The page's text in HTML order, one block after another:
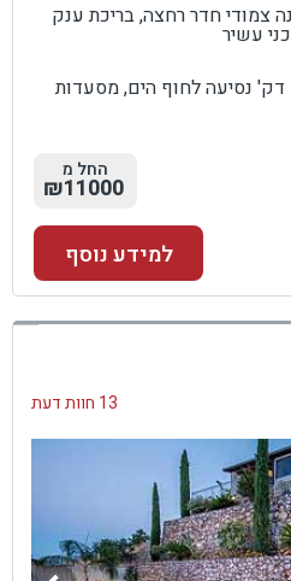
ו-7 חדרי שינה צמודי חדר רחצה, בריכת ענק
מתחם פרטי במרחק של 7 דק' נסיעה לחוף הים, מסעדות
החל מ
₪11000
למידע נוסף
13 חוות דעת